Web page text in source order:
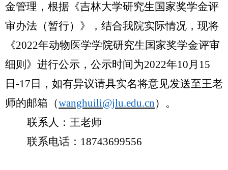
金管理，根据《吉林大学研究生国家奖学金评
审办法（暂行）》，结合我院实际情况，现将
《2022年动物医学学院研究生国家奖学金评审
细则》进行公示，公示时间为2022年10月 15
日 -17 日，如有异议请具实名将意见发送至王老
师的邮箱（wanghuili@jlu.edu.cn）。
联系人：王老师
联系电话： 18743699556